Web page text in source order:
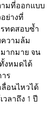
ามที่ออกแบบ
ย่างที่
ทดสอบซ้ำ
ความล้ม
ากมาย จน
งหมดได้
ร
ลื่อนไหวได้
วลาถึง 1 ปี